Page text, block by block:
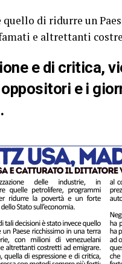
di ridurre un
e altrettanti
e di critica,
e i